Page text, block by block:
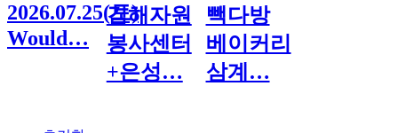
2026.07.25(토)
Would…
김해자원
봉사센터
+은성…
빽다방
베이커리
삼계…